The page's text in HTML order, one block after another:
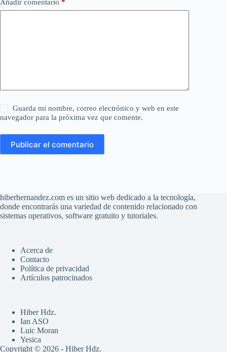
Añadir comentario *
Guarda mi nombre, correo electrónico y web en este
navegador para la próxima vez que comente.
Publicar el comentario
hiberhernandez.com es un sitio web dedicado a la tecnología,
donde encontrarás una variedad de contenido relacionado con
sistemas operativos, software gratuito y tutoriales.
Acerca de
Contacto
Política de privacidad
Artículos patrocinados
Hiber Hdz.
Ian ASO
Luic Moran
Yesica
Copyright © 2026 - Hiber Hdz.